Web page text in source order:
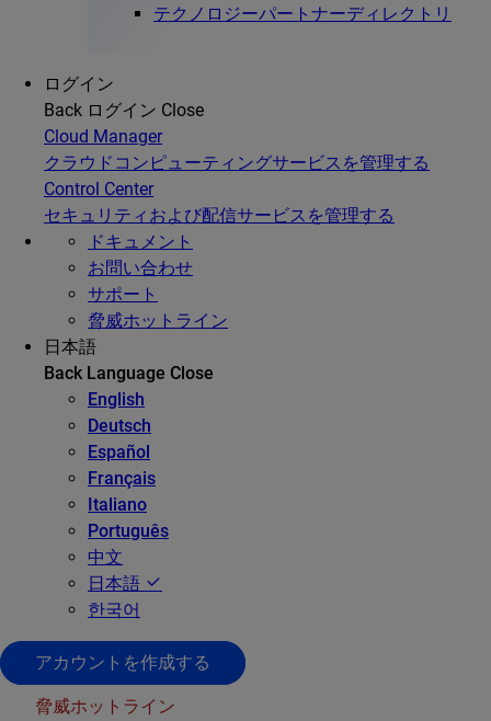
テクノロジーパートナーディレクトリ
ログイン
Back ログイン Close
Cloud Manager
クラウドコンピューティングサービスを管理する
Control Center
セキュリティおよび配信サービスを管理する
ドキュメント
お問い合わせ
サポート
脅威ホットライン
日本語
Back Language Close
English
Deutsch
Español
Français
Italiano
Português
中文
日本語
한국어
アカウントを作成する
脅威ホットライン